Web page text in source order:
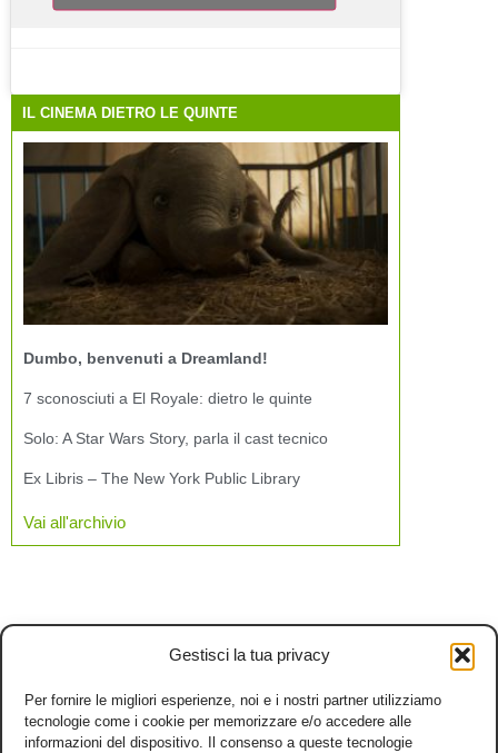
Gestisci la tua privacy
Per fornire le migliori esperienze, noi e i nostri partner utilizziamo
tecnologie come i cookie per memorizzare e/o accedere alle
informazioni del dispositivo. Il consenso a queste tecnologie
IL CINEMA DIETRO LE QUINTE
Dumbo, benvenuti a Dreamland!
7 sconosciuti a El Royale: dietro le quinte
Solo: A Star Wars Story, parla il cast tecnico
Ex Libris – The New York Public Library
Vai all'archivio